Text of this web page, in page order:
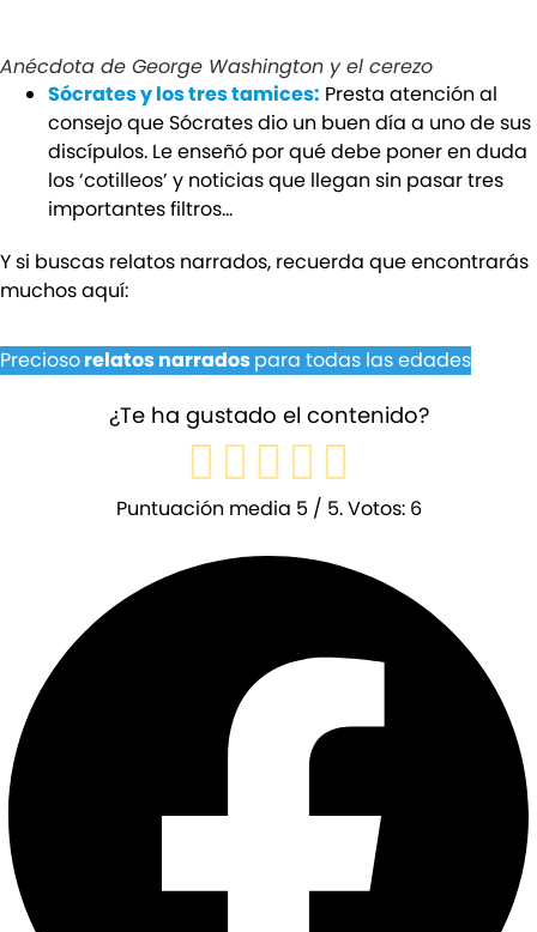
Anécdota de George Washington y el cerezo
Sócrates y los tres tamices: Presta atención al
consejo que Sócrates dio un buen día a uno de sus
discípulos. Le enseñó por qué debe poner en duda
los ‘cotilleos’ y noticias que llegan sin pasar tres
importantes filtros…
Y si buscas relatos narrados, recuerda que encontrarás
muchos aquí:
Preciosorelatos narradospara todas las edades
¿Te ha gustado el contenido?
Puntuación media 5 / 5. Votos: 6